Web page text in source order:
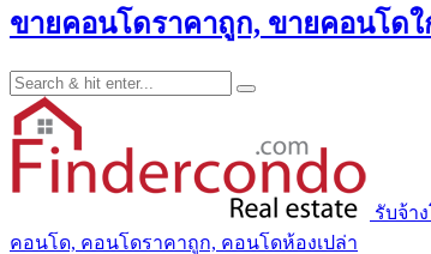
ขายคอนโดราคาถูก, ขายคอนโด
รับจ้า
คอนโด, คอนโดราคาถูก, คอนโดห้องเปล่า